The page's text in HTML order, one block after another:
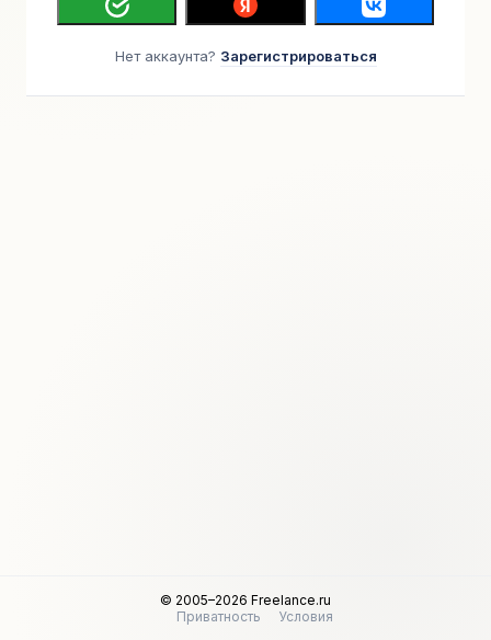
Нет аккаунта? Зарегистрироваться
© 2005–2026 Freelance.ru
Приватность
Условия